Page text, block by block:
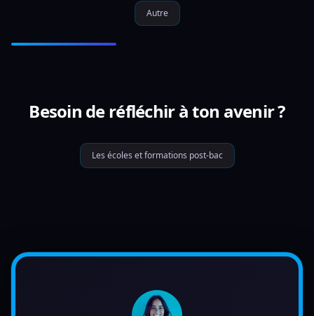
Autre
Besoin de réfléchir à ton avenir ?
Les écoles et formations post-bac